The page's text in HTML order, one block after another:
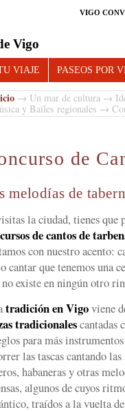
VIGO
Vigo
VIAJE PASEOS POR
→ Un mar de cultura →
y Bailes regionales →
de
melodías de
la ciudad, tienes que
de cantos de
con nuestro acento:
cantar que tenemos una
no existe en ningún otro
tradición en Vigoviene
tradicionalescantadas
para más
las tascas cantando
habaneras y otras
algunos de cuyos
traídos a la vuelta